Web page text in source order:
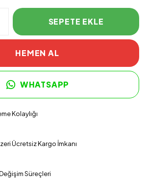
SEPETE EKLE
HEMEN AL
WHATSAPP
Kolaylığı
Ücretsiz Kargo İmkanı
Süreçleri